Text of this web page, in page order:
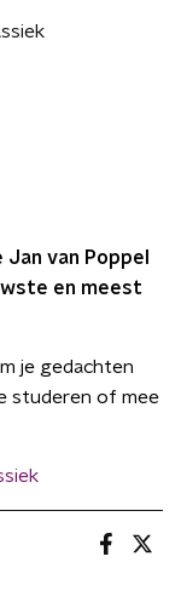
van Poppel
en meest
je gedachten
studeren of mee